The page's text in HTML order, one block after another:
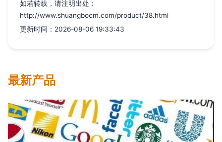
如若转载，请注明出处：
http://www.shuangbocm.com/product/38.html
更新时间：2026-08-06 19:33:43
最新产品